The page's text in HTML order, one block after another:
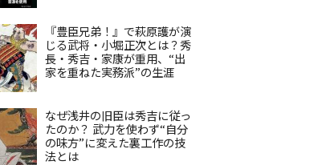
『豊臣兄弟！』で萩原護が演
じる武将・小堀正次とは？秀
長・秀吉・家康が重用、“出
家を重ねた実務派”の生涯
なぜ浅井の旧臣は秀吉に従っ
たのか？ 武力を使わず“自分
の味方”に変えた裏工作の技
法とは